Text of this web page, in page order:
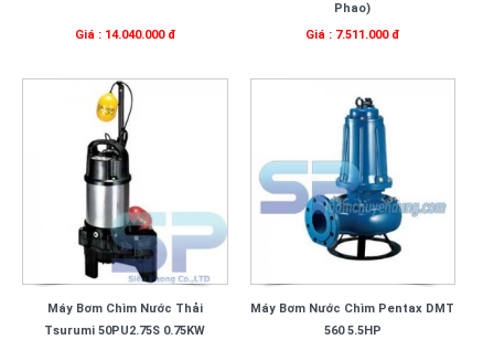
Giá : 14.040.000 đ
Phao)
Giá : 7.511.000 đ
Máy Bơm Chìm Nước Thải
Tsurumi 50PU2.75S 0.75KW
Máy Bơm Nước Chìm Pentax DMT
560 5.5HP